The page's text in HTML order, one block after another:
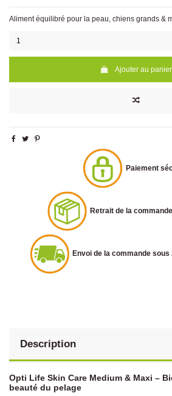
Aliment équilibré pour la peau, chiens grands &
Ajouter au panier
Paiement
Retrait de la
Envoi de la commande sous
Description
Opti Life Skin Care Medium & Maxi –
beauté du pelage